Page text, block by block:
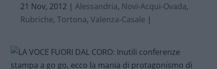
21 Nov, 2012 |Alessandria, Novi-Acqui-Ovada,
Rubriche,Tortona,Valenza-Casale |